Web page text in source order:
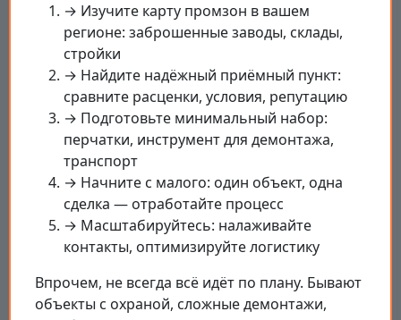
→ Изучите карту промзон в вашем
регионе: заброшенные заводы, склады,
стройки
→ Найдите надёжный приёмный пункт:
сравните расценки, условия, репутацию
→ Подготовьте минимальный набор:
перчатки, инструмент для демонтажа,
транспорт
→ Начните с малого: один объект, одна
сделка — отработайте процесс
→ Масштабируйтесь: налаживайте
контакты, оптимизируйте логистику
Впрочем, не всегда всё идёт по плану. Бывают
объекты с охраной, сложные демонтажи,